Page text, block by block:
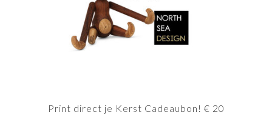
Print direct je Kerst Cadeaubon! € 20